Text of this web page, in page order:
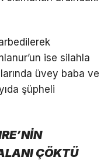
ise silahla
üvey baba ve
şüpheli
ÇÖKTÜ